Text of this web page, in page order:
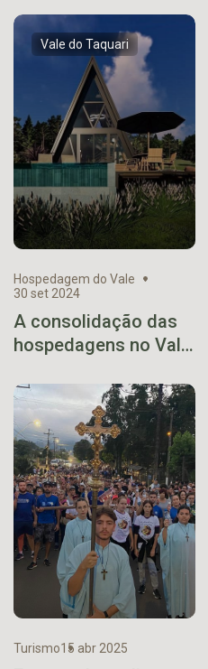
Vale do Taquari
Hospedagem do Vale
30 set 2024
A consolidação das
hospedagens no Vale
Turismo15 abr 2025